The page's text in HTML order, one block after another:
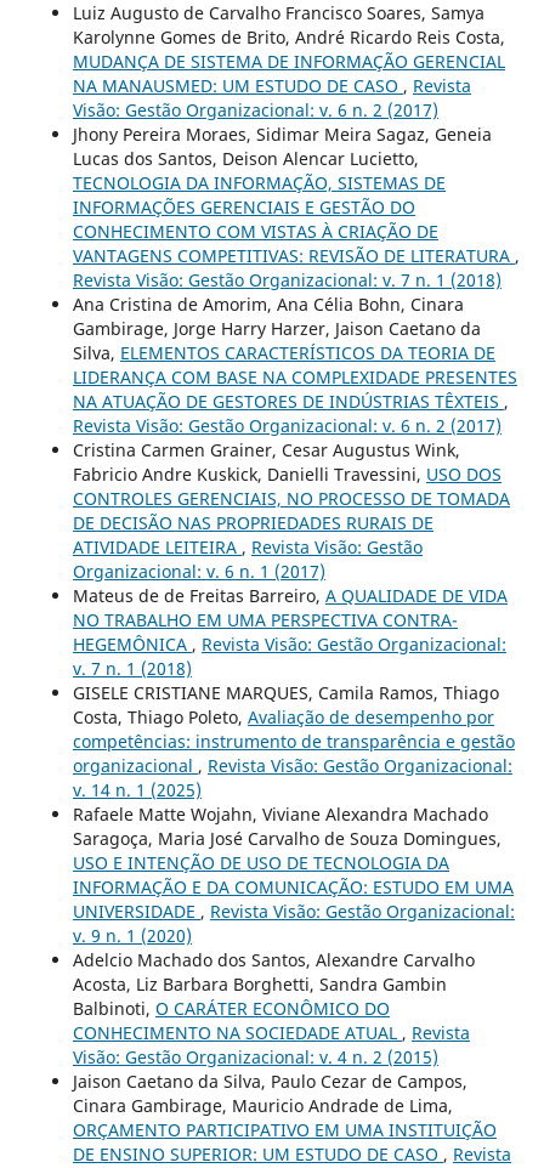
Luiz Augusto de Carvalho Francisco Soares, Samya
Karolynne Gomes de Brito, André Ricardo Reis Costa,
MUDANÇA DE SISTEMA DE INFORMAÇÃO GERENCIAL
NA MANAUSMED: UM ESTUDO DE CASO , Revista
Visão: Gestão Organizacional: v. 6 n. 2 (2017)
Jhony Pereira Moraes, Sidimar Meira Sagaz, Geneia
Lucas dos Santos, Deison Alencar Lucietto,
TECNOLOGIA DA INFORMAÇÃO, SISTEMAS DE
INFORMAÇÕES GERENCIAIS E GESTÃO DO
CONHECIMENTO COM VISTAS À CRIAÇÃO DE
VANTAGENS COMPETITIVAS: REVISÃO DE LITERATURA ,
Revista Visão: Gestão Organizacional: v. 7 n. 1 (2018)
Ana Cristina de Amorim, Ana Célia Bohn, Cinara
Gambirage, Jorge Harry Harzer, Jaison Caetano da
Silva, ELEMENTOS CARACTERÍSTICOS DA TEORIA DE
LIDERANÇA COM BASE NA COMPLEXIDADE PRESENTES
NA ATUAÇÃO DE GESTORES DE INDÚSTRIAS TÊXTEIS ,
Revista Visão: Gestão Organizacional: v. 6 n. 2 (2017)
Cristina Carmen Grainer, Cesar Augustus Wink,
Fabricio Andre Kuskick, Danielli Travessini, USO DOS
CONTROLES GERENCIAIS, NO PROCESSO DE TOMADA
DE DECISÃO NAS PROPRIEDADES RURAIS DE
ATIVIDADE LEITEIRA , Revista Visão: Gestão
Organizacional: v. 6 n. 1 (2017)
Mateus de de Freitas Barreiro, A QUALIDADE DE VIDA
NO TRABALHO EM UMA PERSPECTIVA CONTRA-
HEGEMÔNICA , Revista Visão: Gestão Organizacional:
v. 7 n. 1 (2018)
GISELE CRISTIANE MARQUES, Camila Ramos, Thiago
Costa, Thiago Poleto, Avaliação de desempenho por
competências: instrumento de transparência e gestão
organizacional , Revista Visão: Gestão Organizacional:
v. 14 n. 1 (2025)
Rafaele Matte Wojahn, Viviane Alexandra Machado
Saragoça, Maria José Carvalho de Souza Domingues,
USO E INTENÇÃO DE USO DE TECNOLOGIA DA
INFORMAÇÃO E DA COMUNICAÇÃO: ESTUDO EM UMA
UNIVERSIDADE , Revista Visão: Gestão Organizacional:
v. 9 n. 1 (2020)
Adelcio Machado dos Santos, Alexandre Carvalho
Acosta, Liz Barbara Borghetti, Sandra Gambin
Balbinoti, O CARÁTER ECONÔMICO DO
CONHECIMENTO NA SOCIEDADE ATUAL , Revista
Visão: Gestão Organizacional: v. 4 n. 2 (2015)
Jaison Caetano da Silva, Paulo Cezar de Campos,
Cinara Gambirage, Mauricio Andrade de Lima,
ORÇAMENTO PARTICIPATIVO EM UMA INSTITUIÇÃO
DE ENSINO SUPERIOR: UM ESTUDO DE CASO , Revista